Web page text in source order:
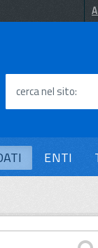
cerca nel sito
ENTI